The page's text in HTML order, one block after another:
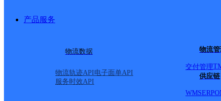
产品服务
物流数据
物流轨迹API电子面单API
服务时效API
物流
交付管理
供应链
WMSERP